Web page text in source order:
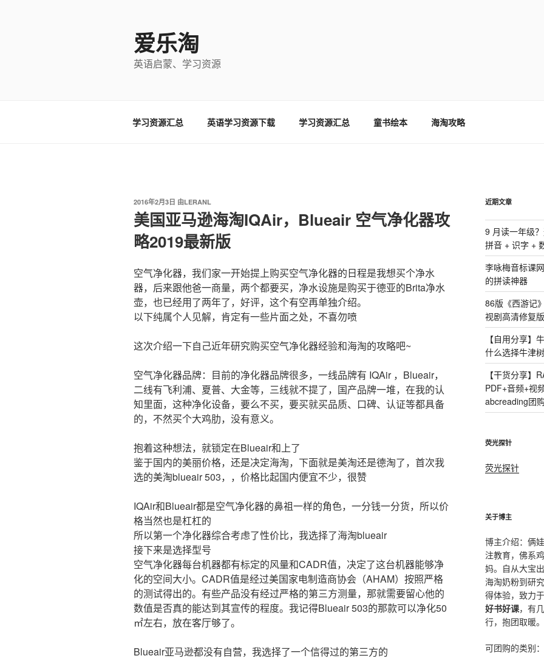
爱乐淘
英语启蒙、学习资源
学习资源汇总 英语学习资源下载 学习资源汇总 童书绘本 海淘攻略
发
布
于
2016年2月3日 由LERANL
美国亚马逊海淘IQAir，Blueair 空气净化器攻
略2019最新版
空气净化器，我们家一开始提上购买空气净化器的日程是我想买个净水
器，后来跟他爸一商量，两个都要买，净水设施是购买于德亚的Brita净水
壶，也已经用了两年了，好评，这个有空再单独介绍。
以下纯属个人见解，肯定有一些片面之处，不喜勿喷
这次介绍一下自己近年研究购买空气净化器经验和海淘的攻略吧~
空气净化器品牌：目前的净化器品牌很多，一线品牌有 IQAir ，Blueair，
二线有飞利浦、夏普、大金等，三线就不提了，国产品牌一堆，在我的认
知里面，这种净化设备，要么不买，要买就买品质、口碑、认证等都具备
的，不然买个大鸡肋，没有意义。
抱着这种想法，就锁定在Blueair和上了
鉴于国内的美丽价格，还是决定海淘，下面就是美淘还是德淘了，首次我
选的美淘blueair 503，，价格比起国内便宜不少，很赞
IQAir和Blueair都是空气净化器的鼻祖一样的角色，一分钱一分货，所以价
格当然也是杠杠的
所以第一个净化器综合考虑了性价比，我选择了海淘blueair
接下来是选择型号
空气净化器每台机器都有标定的风量和CADR值，决定了这台机器能够净
化的空间大小。CADR值是经过美国家电制造商协会（AHAM）按照严格
的测试得出的。有些产品没有经过严格的第三方测量，那就需要留心他的
数值是否真的能达到其宣传的程度。我记得Blueair 503的那款可以净化50
㎡左右，放在客厅够了。
Blueair亚马逊都没有自营，我选择了一个信得过的第三方的
近期文章
9 月读一年级
拼音 + 识字 +
李咏梅音标课
的拼读神器
86版《西游记
视剧高清修复
【自用分享】
什么选择牛津
【干货分享】
PDF+音频+视
abcreading团购
荧光探针
荧光探针
关于博主
博主介绍：俩
注教育，佛系
妈。自从大宝
海淘奶粉到研
得体验，致力于
好书好课，有
行，抱团取暖。
可团购的类别：